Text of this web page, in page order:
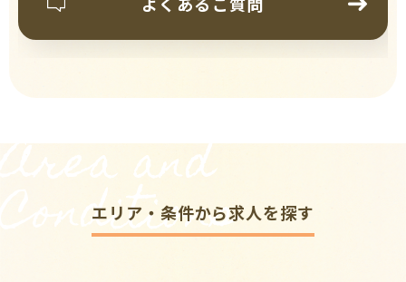
Area and
Conditions
エリア・条件から求人を探す